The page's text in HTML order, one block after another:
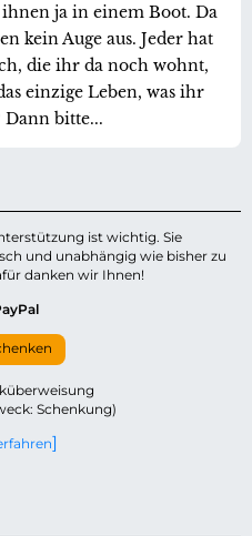
ja in einem Boot. Da
kein Auge aus. Jeder hat
die ihr da noch wohnt,
einzige Leben, was ihr
Dann bitte...
ist wichtig. Sie
und unabhängig wie bisher zu
danken wir Ihnen!
Schenkung)